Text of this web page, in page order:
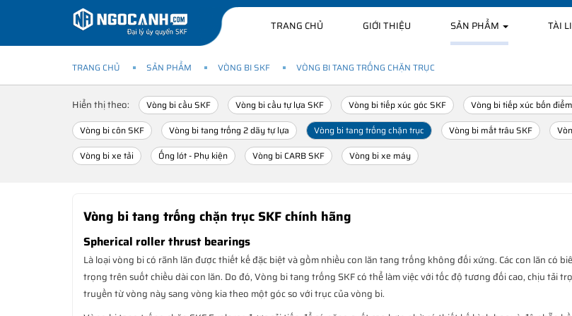
TRANG CHỦ GIỚI THIỆU SẢN PHẨM TÀI
TRANG CHỦ SẢN PHẨM VÒNG BI SKF VÒNG BI TANG TRỐNG CHẶN TRỤC
Hiển thị theo: Vòng bi cầu SKF Vòng bi cầu tự lựa SKF Vòng bi tiếp xúc góc SKF Vòng bi tiếp xúc bốn
Vòng bi côn SKF
Vòng bi tang trống 2 dãy tự lựa Vòng bi tang trống chặn trục Vòng bi mắt trâu SKF
Vòng bi xe tải
Ống lót - Phụ kiện Vòng bi CARB SKF Vòng bi xe máy
Vòng bi tang trống chặn trục SKF chính hãng
Spherical roller thrust bearings
Là loại vòng bi có rãnh lăn được thiết kế đặc biệt và gồm nhiều con lăn tang trống không đối xứng. Các con lăn có
trọng trên suốt chiều dài con lăn. Do đó, Vòng bi tang trống SKF có thể làm việc với tốc độ tương đối cao, chịu tải
truyền từ vòng này sang vòng kia theo một góc so với trục của vòng bi.